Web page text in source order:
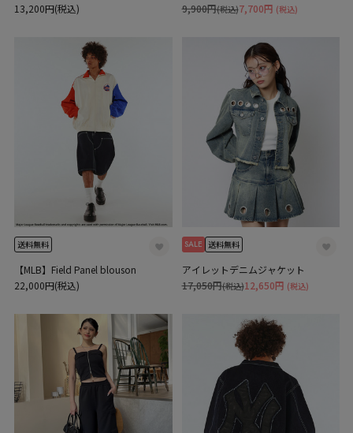
13,200円(税込)
7,700円 (税込)
9,900円(税込)
送料無料
【MLB】Field Panel blouson
22,000円(税込)
SALE 送料無料
アイレットデニムジャケット
12,650円 (税込)
17,050円(税込)